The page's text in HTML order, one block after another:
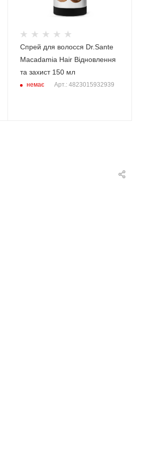
Спрей для волосся Dr.Sante
Macadamia Hair Відновлення
та захист 150 мл
немає Арт.: 4823015932939